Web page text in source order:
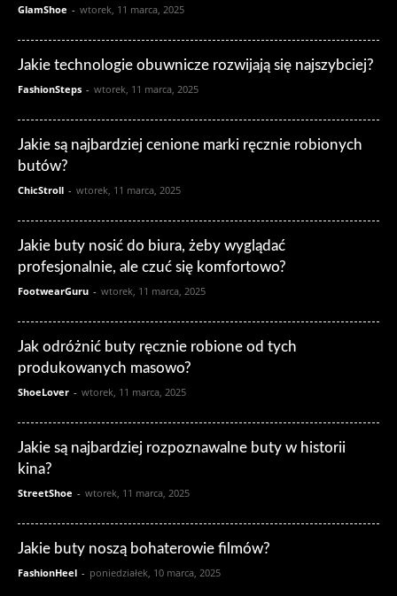
GlamShoe - wtorek, 11 marca, 2025
Jakie technologie obuwnicze rozwijają się najszybciej?
FashionSteps - wtorek, 11 marca, 2025
Jakie są najbardziej cenione marki ręcznie robionych
butów?
ChicStroll - wtorek, 11 marca, 2025
Jakie buty nosić do biura, żeby wyglądać
profesjonalnie, ale czuć się komfortowo?
FootwearGuru - wtorek, 11 marca, 2025
Jak odróżnić buty ręcznie robione od tych
produkowanych masowo?
ShoeLover - wtorek, 11 marca, 2025
Jakie są najbardziej rozpoznawalne buty w historii
kina?
StreetShoe - wtorek, 11 marca, 2025
Jakie buty noszą bohaterowie filmów?
FashionHeel - poniedziałek, 10 marca, 2025